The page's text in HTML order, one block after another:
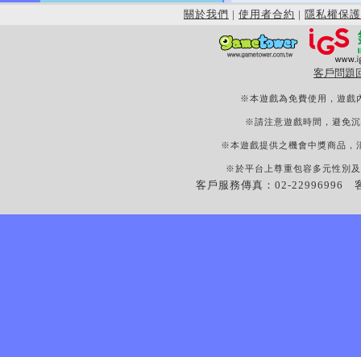
關於我們 | 使用者合約 | 隱私權保護
客戶問題
※本遊戲為免費使用，遊戲
※請注意遊戲時間，避免
※本遊戲提供之機會中獎商品，
※於平台上尊重包容多元性別
客戶服務傳真：02-22996996